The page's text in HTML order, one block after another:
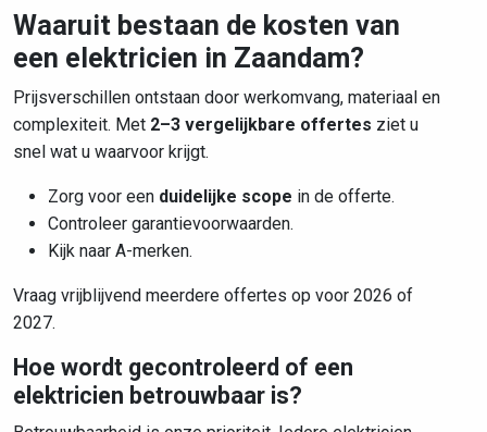
Waaruit bestaan de kosten van
een elektricien in Zaandam?
Prijsverschillen ontstaan door werkomvang, materiaal en
complexiteit. Met 2–3 vergelijkbare offertes ziet u
snel wat u waarvoor krijgt.
Zorg voor een duidelijke scope in de offerte.
Controleer garantievoorwaarden.
Kijk naar A-merken.
Vraag vrijblijvend meerdere offertes op voor 2026 of
2027.
Hoe wordt gecontroleerd of een
elektricien betrouwbaar is?